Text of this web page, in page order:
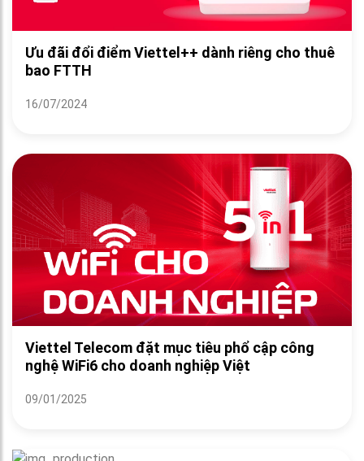
Ưu đãi đổi điểm Viettel++ dành riêng cho thuê
bao FTTH
16/07/2024
Viettel Telecom đặt mục tiêu phổ cập công
nghệ WiFi6 cho doanh nghiệp Việt
09/01/2025